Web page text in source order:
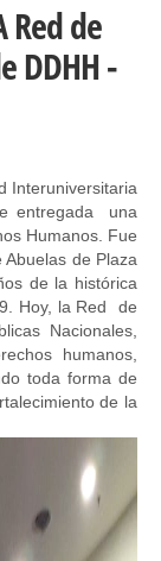
Red de
DDHH -
Interuniversitaria
entregada una
Humanos. Fue
de Plaza
de la histórica
Hoy, la Red de
Nacionales,
humanos,
toda forma de
de la